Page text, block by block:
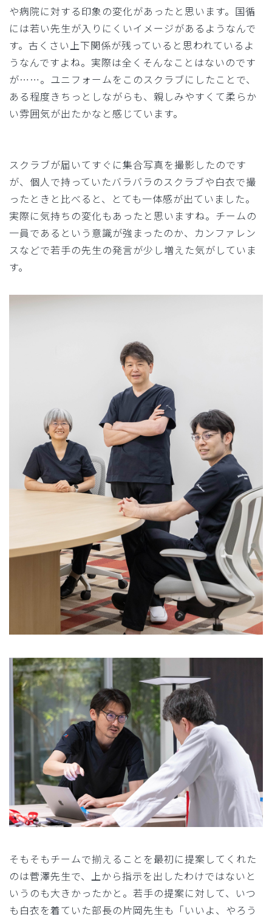
や病院に対する印象の変化があったと思います。国循
には若い先生が入りにくいイメージがあるようなんで
す。古くさい上下関係が残っていると思われているよ
うなんですよね。実際は全くそんなことはないのです
が……。ユニフォームをこのスクラブにしたことで、
ある程度きちっとしながらも、親しみやすくて柔らか
い雰囲気が出たかなと感じています。
スクラブが届いてすぐに集合写真を撮影したのです
が、個人で持っていたバラバラのスクラブや白衣で撮
ったときと比べると、とても一体感が出ていました。
実際に気持ちの変化もあったと思いますね。チームの
一員であるという意識が強まったのか、カンファレン
スなどで若手の先生の発言が少し増えた気がしていま
す。
そもそもチームで揃えることを最初に提案してくれた
のは菅澤先生で、上から指示を出したわけではないと
いうのも大きかったかと。若手の提案に対して、いつ
も白衣を着ていた部長の片岡先生も「いいよ、やろう